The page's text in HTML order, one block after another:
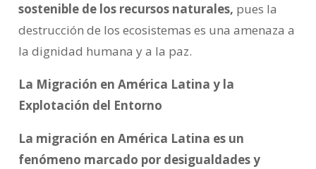
sostenible de los recursos naturales, pues la
destrucción de los ecosistemas es una amenaza a
la dignidad humana y a la paz.
La Migración en América Latina y la
Explotación del Entorno
La migración en América Latina es un
fenómeno marcado por desigualdades y